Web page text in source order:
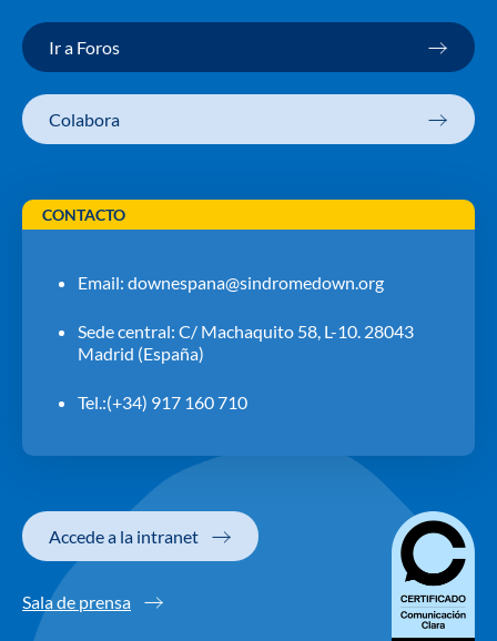
Ir a Foros
Colabora
CONTACTO
Email: downespana@sindromedown.org
Sede central: C/ Machaquito 58, L-10. 28043
Madrid (España)
Tel.:(+34) 917 160 710
Accede a la intranet
Sala de prensa